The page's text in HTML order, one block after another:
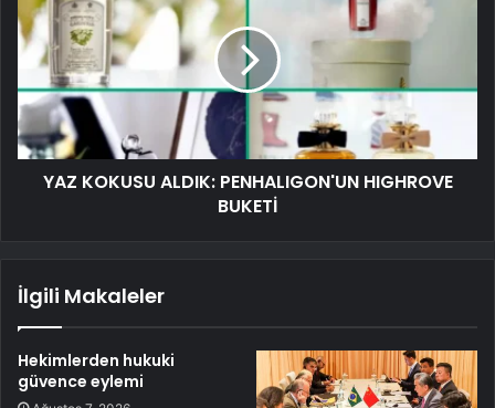
YAZ KOKUSU ALDIK: PENHALIGON'UN HIGHROVE
BUKETİ
İlgili Makaleler
Hekimlerden hukuki
güvence eylemi